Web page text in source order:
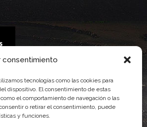
consentimiento
tecnologías como las cookies para
dispositivo. El consentimiento de estas
el comportamiento de navegación o las
o retirar el consentimiento, puede
y funciones.